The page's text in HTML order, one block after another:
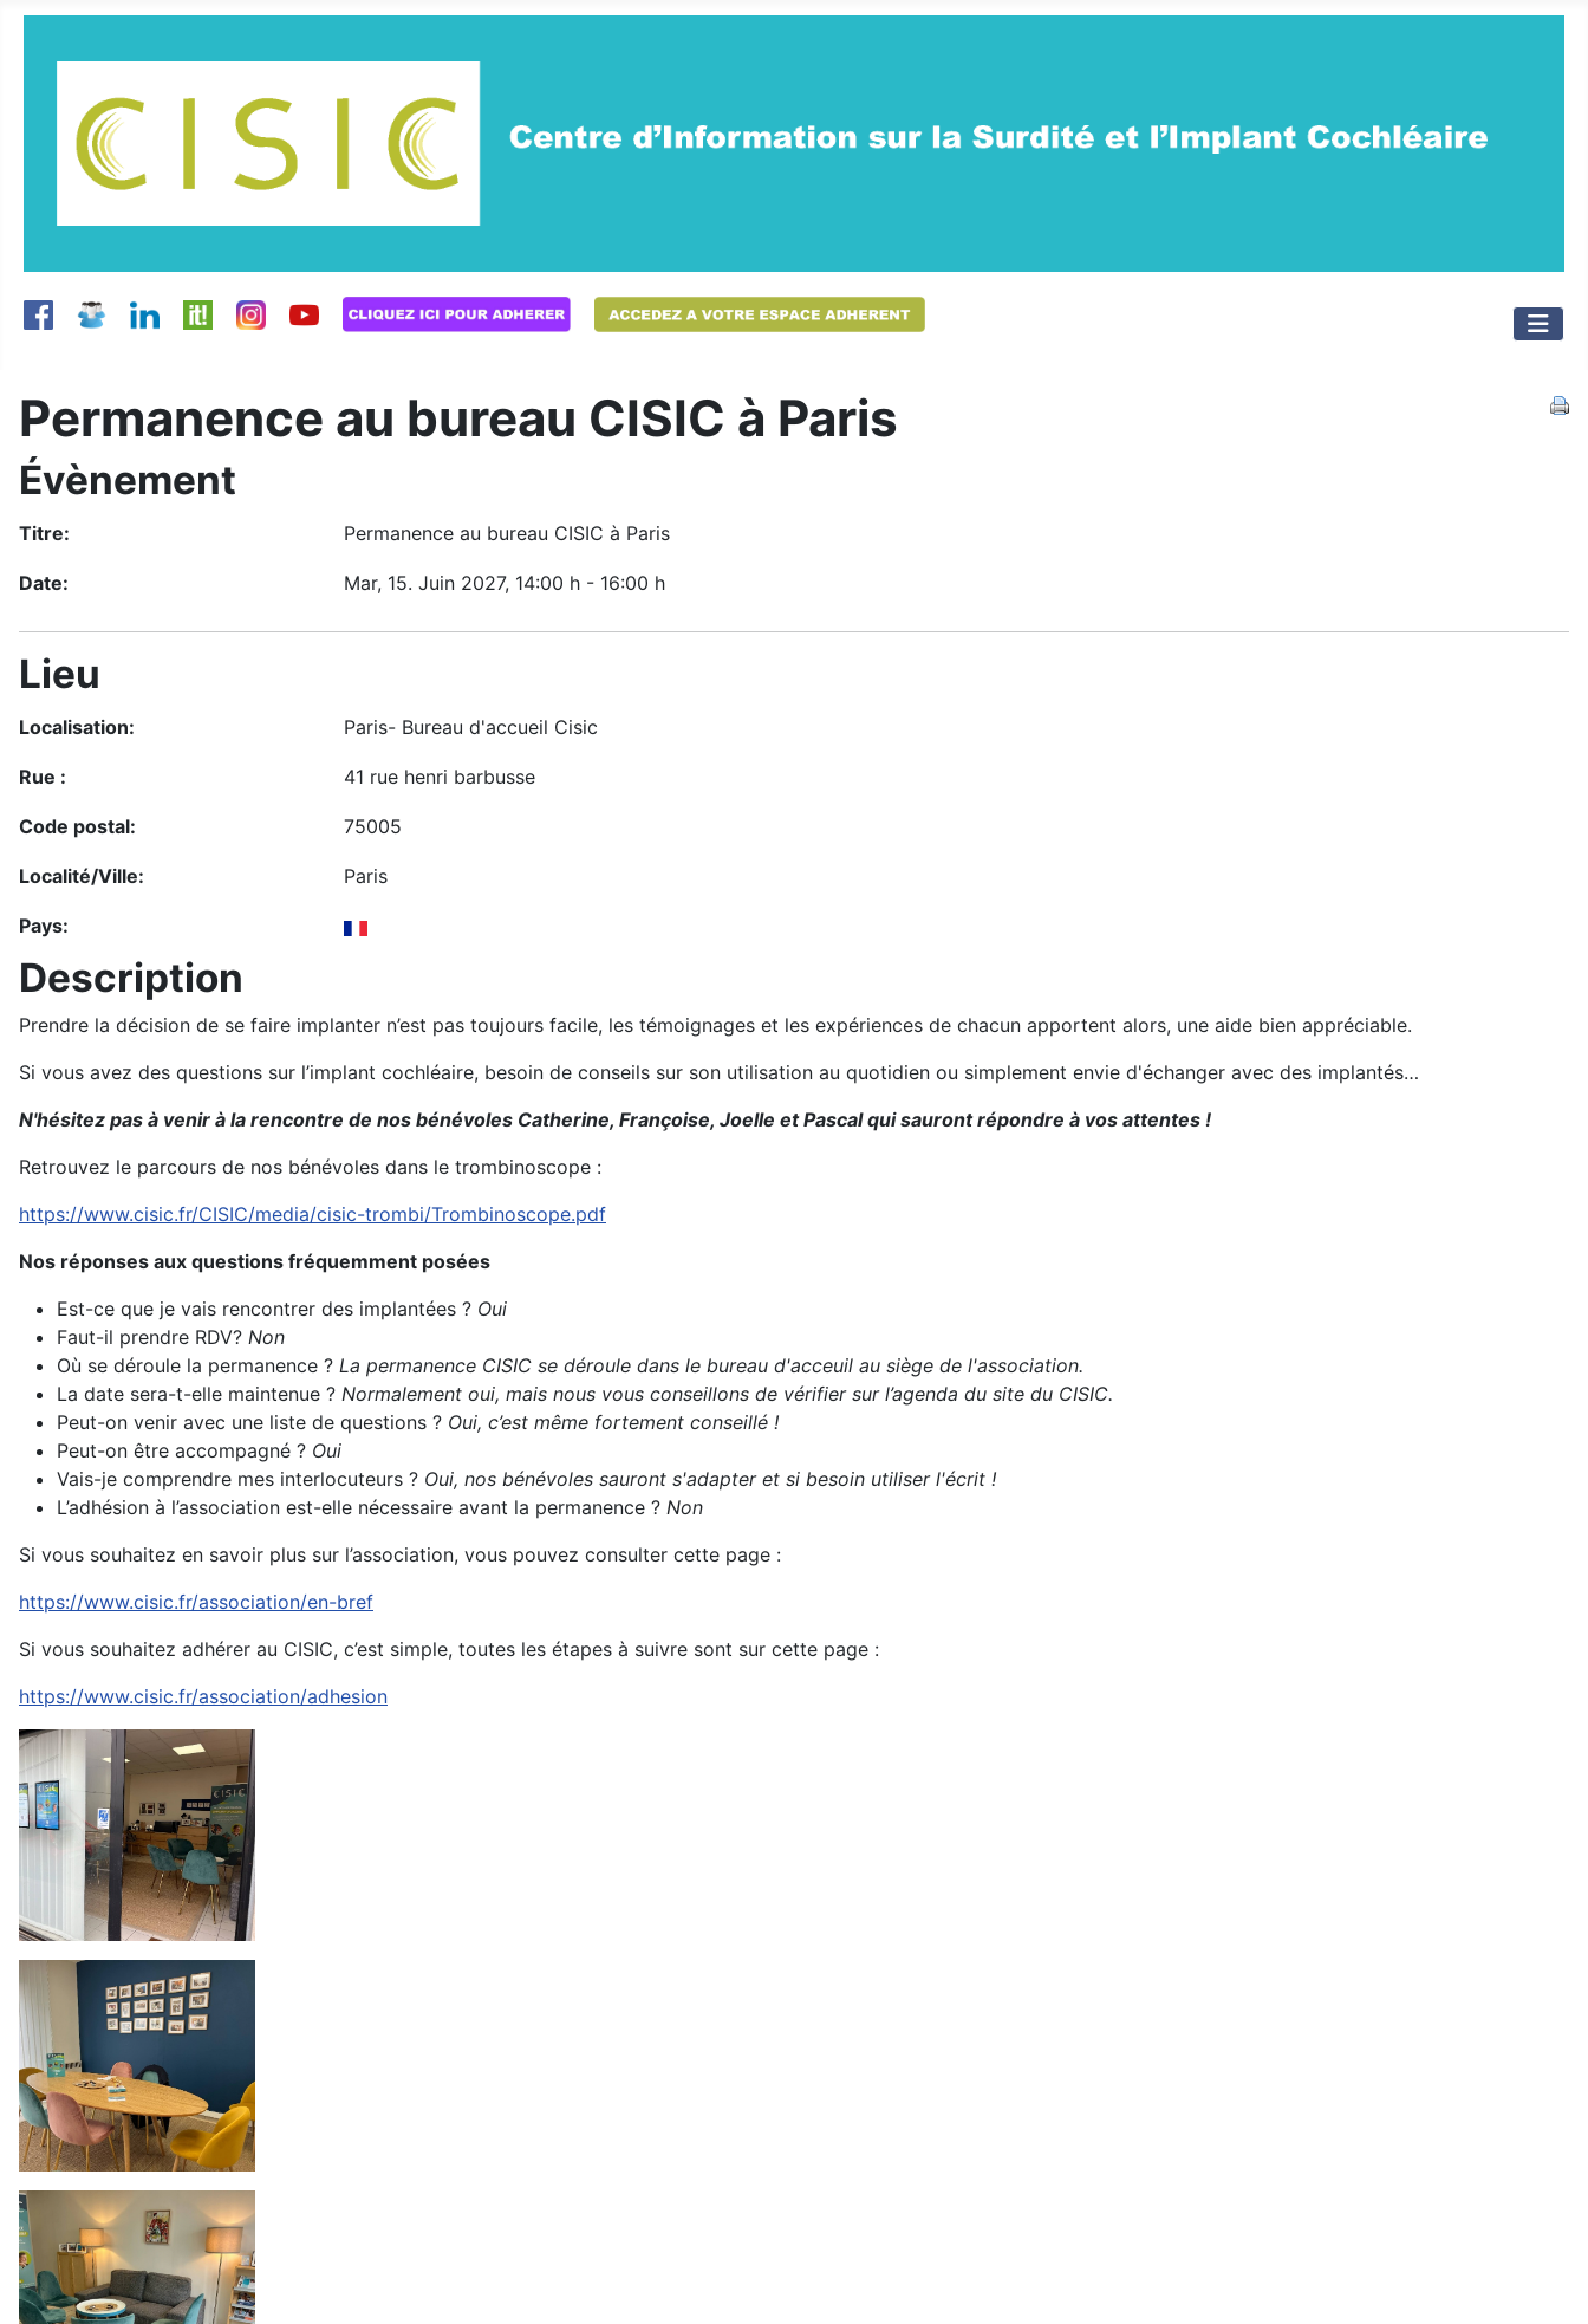
Permanence au bureau CISIC à Paris
Évènement
Titre: Permanence au bureau CISIC à Paris
Date: Mar, 15. Juin 2027, 14:00 h - 16:00 h
Lieu
Localisation: Paris- Bureau d'accueil Cisic
Rue : 41 rue henri barbusse
Code postal: 75005
Localité/Ville: Paris
Pays:
Description
Prendre la décision de se faire implanter n’est pas toujours facile, les témoignages et les expériences de chacun apportent alors, une aide bien appréciable.
Si vous avez des questions sur l’implant cochléaire, besoin de conseils sur son utilisation au quotidien ou simplement envie d'échanger avec des implantés…
N'hésitez pas à venir à la rencontre de nos bénévoles Catherine, Françoise, Joelle et Pascal qui sauront répondre à vos attentes !
Retrouvez le parcours de nos bénévoles dans le trombinoscope :
https://www.cisic.fr/CISIC/media/cisic-trombi/Trombinoscope.pdf
Nos réponses aux questions fréquemment posées
Est-ce que je vais rencontrer des implantées ? Oui
Faut-il prendre RDV? Non
Où se déroule la permanence ? La permanence CISIC se déroule dans le bureau d'acceuil au siège de l'association.
La date sera-t-elle maintenue ? Normalement oui, mais nous vous conseillons de vérifier sur l’agenda du site du CISIC.
Peut-on venir avec une liste de questions ? Oui, c’est même fortement conseillé !
Peut-on être accompagné ? Oui
Vais-je comprendre mes interlocuteurs ? Oui, nos bénévoles sauront s'adapter et si besoin utiliser l'écrit !
L’adhésion à l’association est-elle nécessaire avant la permanence ? Non
Si vous souhaitez en savoir plus sur l’association, vous pouvez consulter cette page :
https://www.cisic.fr/association/en-bref
Si vous souhaitez adhérer au CISIC, c’est simple, toutes les étapes à suivre sont sur cette page :
https://www.cisic.fr/association/adhesion